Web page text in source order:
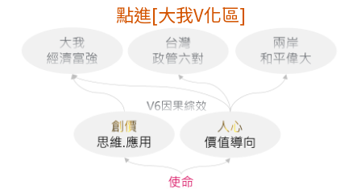
點進[大我V化區]